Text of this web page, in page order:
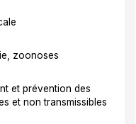
zoonoses
et prévention des
et non transmissibles